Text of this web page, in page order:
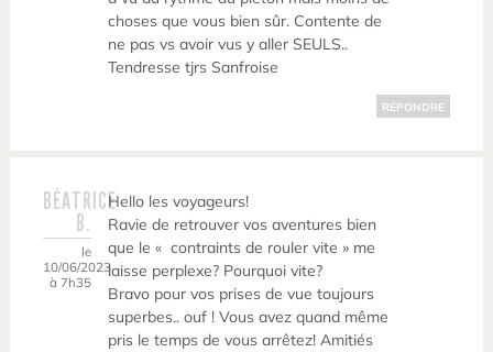
choses que vous bien sûr. Contente de
ne pas vs avoir vus y aller SEULS..
Tendresse tjrs Sanfroise
RÉPONDRE
BÉATRICE
B.
le
10/06/2023
à 7h35
Hello les voyageurs!
Ravie de retrouver vos aventures bien
que le « contraints de rouler vite » me
laisse perplexe? Pourquoi vite?
Bravo pour vos prises de vue toujours
superbes.. ouf ! Vous avez quand même
pris le temps de vous arrêtez! Amitiés